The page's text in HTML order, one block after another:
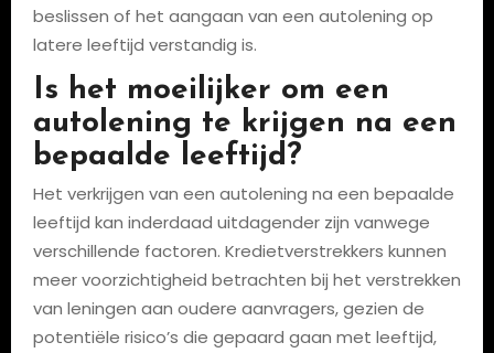
beslissen of het aangaan van een autolening op
latere leeftijd verstandig is.
Is het moeilijker om een
autolening te krijgen na een
bepaalde leeftijd?
Het verkrijgen van een autolening na een bepaalde
leeftijd kan inderdaad uitdagender zijn vanwege
verschillende factoren. Kredietverstrekkers kunnen
meer voorzichtigheid betrachten bij het verstrekken
van leningen aan oudere aanvragers, gezien de
potentiële risico’s die gepaard gaan met leeftijd,